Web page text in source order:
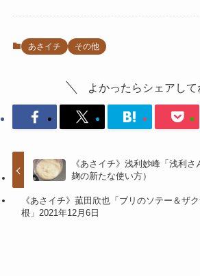
あさイチ その他
よかったらシェアして
《あさイチ》浅利妙峰「浅利
麹の新たな使い方）
《あさイチ》菰田欣也「ブリのソテー＆ザ
根」2021年12月6日